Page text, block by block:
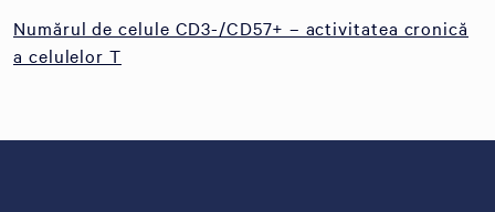
Numărul de celule CD3-/CD57+ – activitatea cronică
a celulelor T